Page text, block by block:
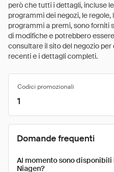
però che tutti i dettagli, incluse
programmi dei negozi, le
programmi a premi, sono forniti
di modifiche e potrebbero
consultare il sito del negozio
recenti e i dettagli completi.
Codici promozionali
1
Domande frequenti
Al momento sono disponibili
Niagen?